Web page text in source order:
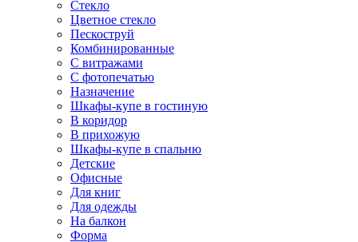
Стекло
Цветное стекло
Пескоструй
Комбинированные
С витражами
С фотопечатью
Назначение
Шкафы-купе в гостиную
В коридор
В прихожую
Шкафы-купе в спальню
Детские
Офисные
Для книг
Для одежды
На балкон
Форма